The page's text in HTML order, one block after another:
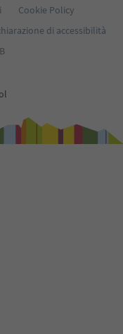
Cookie Policy
di accessibilità